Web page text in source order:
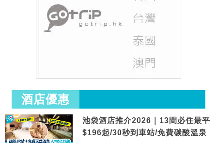
酒店優惠
池袋酒店推介2026｜13間必住最平
$196起/30秒到車站/免費碳酸溫泉